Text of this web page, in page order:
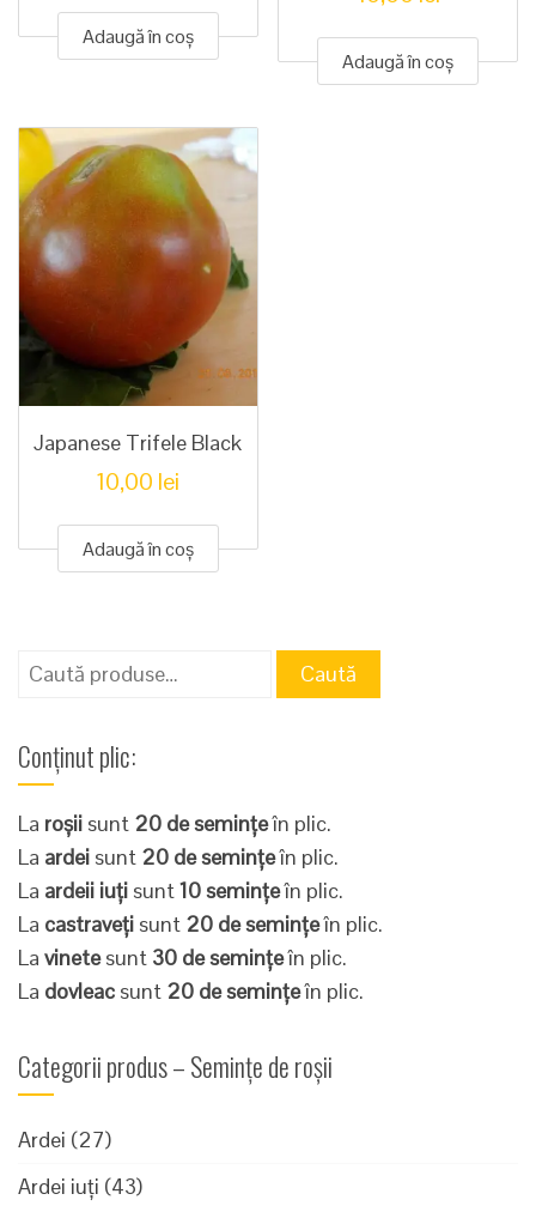
Adaugă în coș
Adaugă în coș
Japanese Trifele Black
10,00 lei
Adaugă în coș
Caută
Caută
Conținut plic:
La roșii sunt 20 de semințeîn plic.
La ardei sunt 20 de semințeîn plic.
La ardeii iuți sunt10 semințeîn plic.
La castraveți sunt 20 de semințeîn plic.
La vinetesunt 30 de semințeîn plic.
La dovleac sunt 20 de semințeîn plic.
Categorii produs – Semințe de roșii
Ardei (27)
Ardei iuți (43)